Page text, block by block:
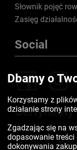
Słownik pojęć
Zasięg
Social
Certyfikaty
Dbamy o
Korzystamy z
działanie strony
Zgadzając się na
dopasowanie
dokonywania